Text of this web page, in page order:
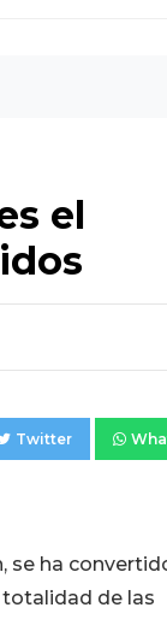
el
Twitter
se ha
de las